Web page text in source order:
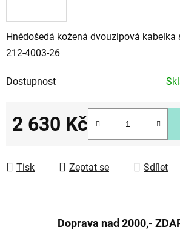
Hnědošedá kožená dvouzipová kabelka
212-4003-26
Dostupnost
2 630 Kč
Tisk Zeptat se Sdílet
Doprava nad 2000,-